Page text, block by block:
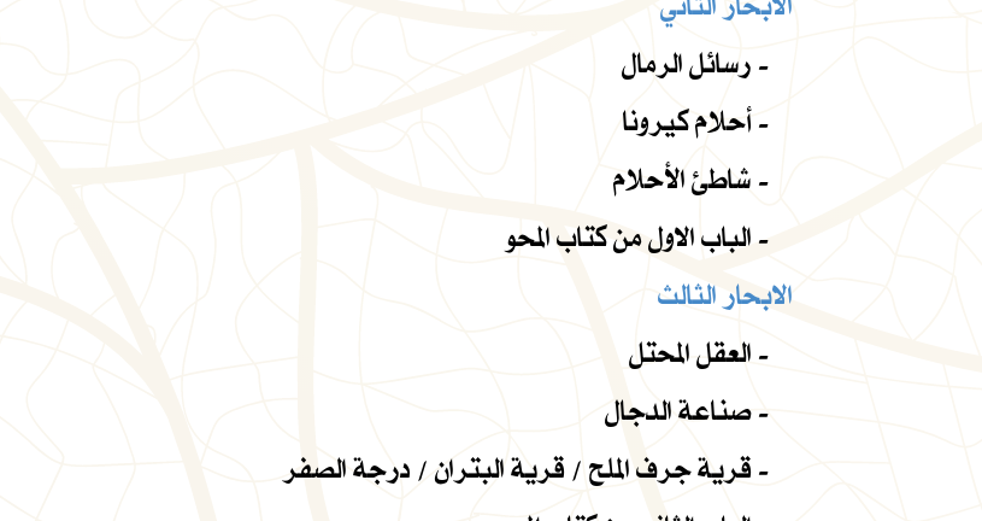
رسائل الرمال -
أحلام كيرونا -
شاطئ الأحلام -
الباب الاول من كتاب المحو -
الابحار الثالث
العقل المحتل -
صناعة الدجال -
قرية جرف الملح / قرية البتران / درجة الصفر -